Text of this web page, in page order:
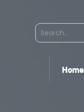
Home